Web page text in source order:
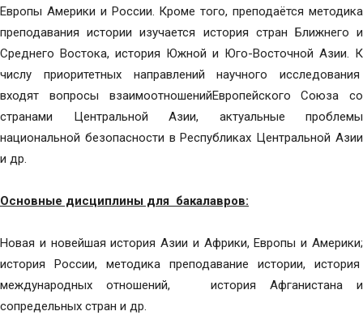
Европы Америки и России. Кроме того, преподаётся методика
преподавания истории изучается история стран Ближнего и
Среднего Востока, история Южной и Юго-Восточной Азии. К
числу приоритетных направлений научного исследования
входят вопросы взаимоотношенийЕвропейского Союза со
странами Центральной Азии, актуальные проблемы
национальной безопасности в Республиках Центральной Азии
и др.
Основные дисциплины для бакалавров:
Новая и новейшая история Азии и Африки, Европы и Америки;
история России, методика преподавание истории, история
международных отношений, история Афганистана и
сопредельных стран и др.